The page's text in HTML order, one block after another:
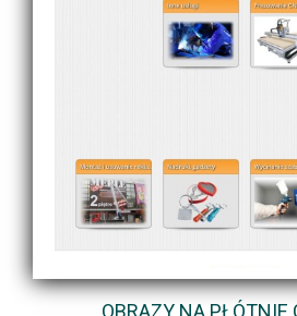
OBRAZY NA PŁÓTNIE